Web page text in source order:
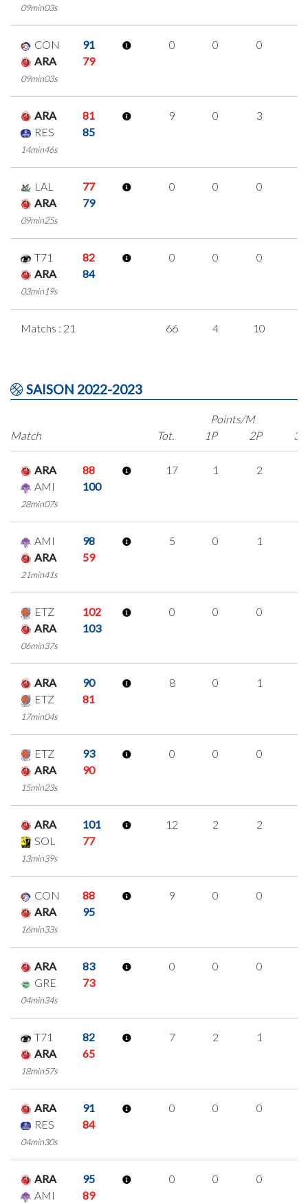
09min03s
CON
91
ARA
79
09min03s
0 0 0
ARA
81
RES
85
14min46s
9 0 3
LAL
77
ARA
79
09min25s
0 0 0
T71
82
ARA
84
03min19s
0 0 0
Matchs : 21 66 4 10
SAISON 2022-2023
Match
Points/M
Tot.
1P 2P 3P
ARA
88
AMI
100
28min07s
17 1 2
AMI
98
ARA
59
21min41s
5 0 1
ETZ
102
ARA
103
06min37s
0 0 0
ARA
90
ETZ
81
17min04s
8 0 1
ETZ
93
ARA
90
15min23s
0 0 0
ARA
101
SOL
77
13min39s
12 2 2
CON
88
ARA
95
16min33s
9 0 0
ARA
83
GRE
73
04min34s
0 0 0
T71
82
ARA
65
18min57s
7 2 1
ARA
91
RES
84
04min30s
0 0 0
ARA
95
AMI
89
0 0 0